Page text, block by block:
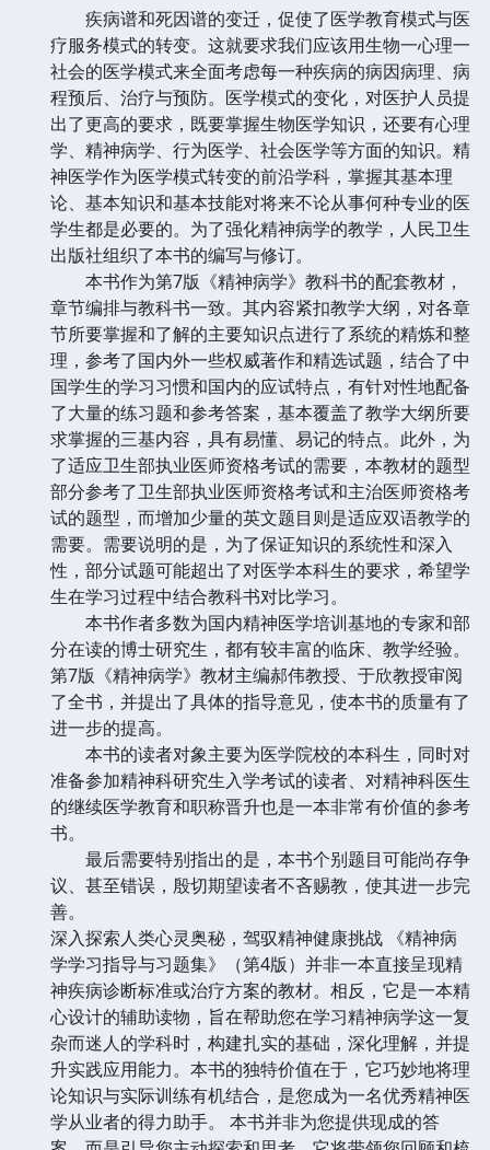
疾病谱和死因谱的变迁，促使了医学教育模式与医
疗服务模式的转变。这就要求我们应该用生物一心理一
社会的医学模式来全面考虑每一种疾病的病因病理、病
程预后、治疗与预防。医学模式的变化，对医护人员提
出了更高的要求，既要掌握生物医学知识，还要有心理
学、精神病学、行为医学、社会医学等方面的知识。精
神医学作为医学模式转变的前沿学科，掌握其基本理
论、基本知识和基本技能对将来不论从事何种专业的医
学生都是必要的。为了强化精神病学的教学，人民卫生
出版社组织了本书的编写与修订。
本书作为第7版《精神病学》教科书的配套教材，
章节编排与教科书一致。其内容紧扣教学大纲，对各章
节所要掌握和了解的主要知识点进行了系统的精炼和整
理，参考了国内外一些权威著作和精选试题，结合了中
国学生的学习习惯和国内的应试特点，有针对性地配备
了大量的练习题和参考答案，基本覆盖了教学大纲所要
求掌握的三基内容，具有易懂、易记的特点。此外，为
了适应卫生部执业医师资格考试的需要，本教材的题型
部分参考了卫生部执业医师资格考试和主治医师资格考
试的题型，而增加少量的英文题目则是适应双语教学的
需要。需要说明的是，为了保证知识的系统性和深入
性，部分试题可能超出了对医学本科生的要求，希望学
生在学习过程中结合教科书对比学习。
本书作者多数为国内精神医学培训基地的专家和部
分在读的博士研究生，都有较丰富的临床、教学经验。
第7版《精神病学》教材主编郝伟教授、于欣教授审阅
了全书，并提出了具体的指导意见，使本书的质量有了
进一步的提高。
本书的读者对象主要为医学院校的本科生，同时对
准备参加精神科研究生入学考试的读者、对精神科医生
的继续医学教育和职称晋升也是一本非常有价值的参考
书。
最后需要特别指出的是，本书个别题目可能尚存争
议、甚至错误，殷切期望读者不吝赐教，使其进一步完
善。
深入探索人类心灵奥秘，驾驭精神健康挑战 《精神病
学学习指导与习题集》（第4版）并非一本直接呈现精
神疾病诊断标准或治疗方案的教材。相反，它是一本精
心设计的辅助读物，旨在帮助您在学习精神病学这一复
杂而迷人的学科时，构建扎实的基础，深化理解，并提
升实践应用能力。本书的独特价值在于，它巧妙地将理
论知识与实际训练有机结合，是您成为一名优秀精神医
学从业者的得力助手。 本书并非为您提供现成的答